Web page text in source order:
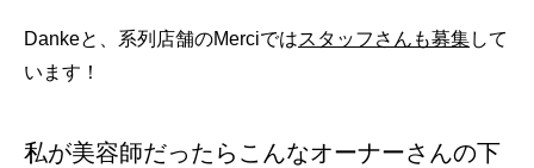
Dankeと、系列店舗のMerciではスタッフさんも募集して
います！
私が美容師だったらこんなオーナーさんの下